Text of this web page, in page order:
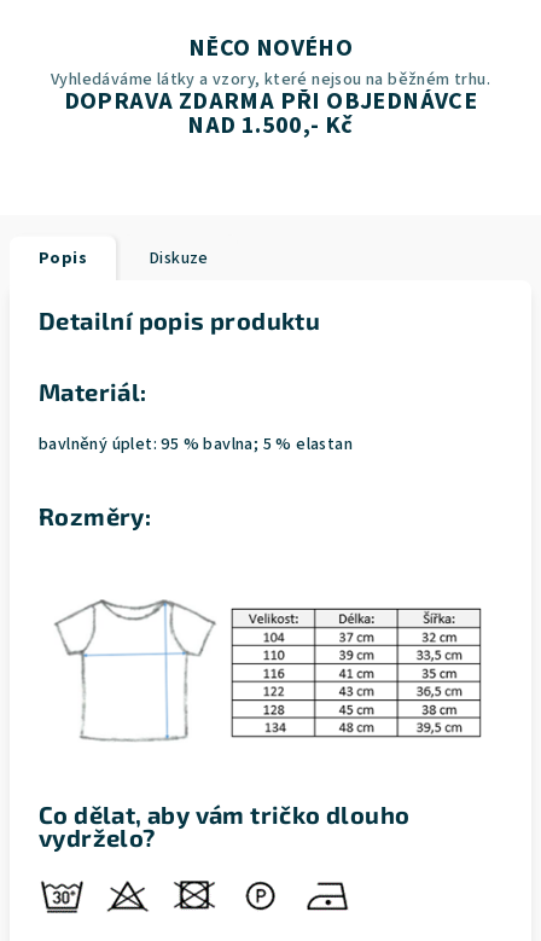
NĚCO NOVÉHO
Vyhledáváme látky a vzory, které nejsou na běžném trhu.
DOPRAVA ZDARMA PŘI OBJEDNÁVCE
NAD 1.500,- Kč
Popis Diskuze
Detailní popis produktu
Materiál:
bavlněný úplet: 95 % bavlna; 5 % elastan
Rozměry:
Co dělat, aby vám tričko dlouho
vydrželo?